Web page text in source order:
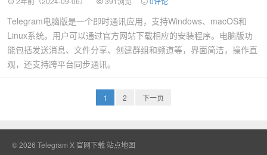
Telegram电脑版是一个即时通讯应用，支持Windows、macOS和
Linux系统。用户可以通过官方网站下载相应的安装程序。电脑版功
能包括发送消息、文件分享、创建群组和频道等，界面简洁，操作直
观，还支持跨平台同步通讯。
1 2 下一页
© 2026 Telegram X 官网下载站点地图